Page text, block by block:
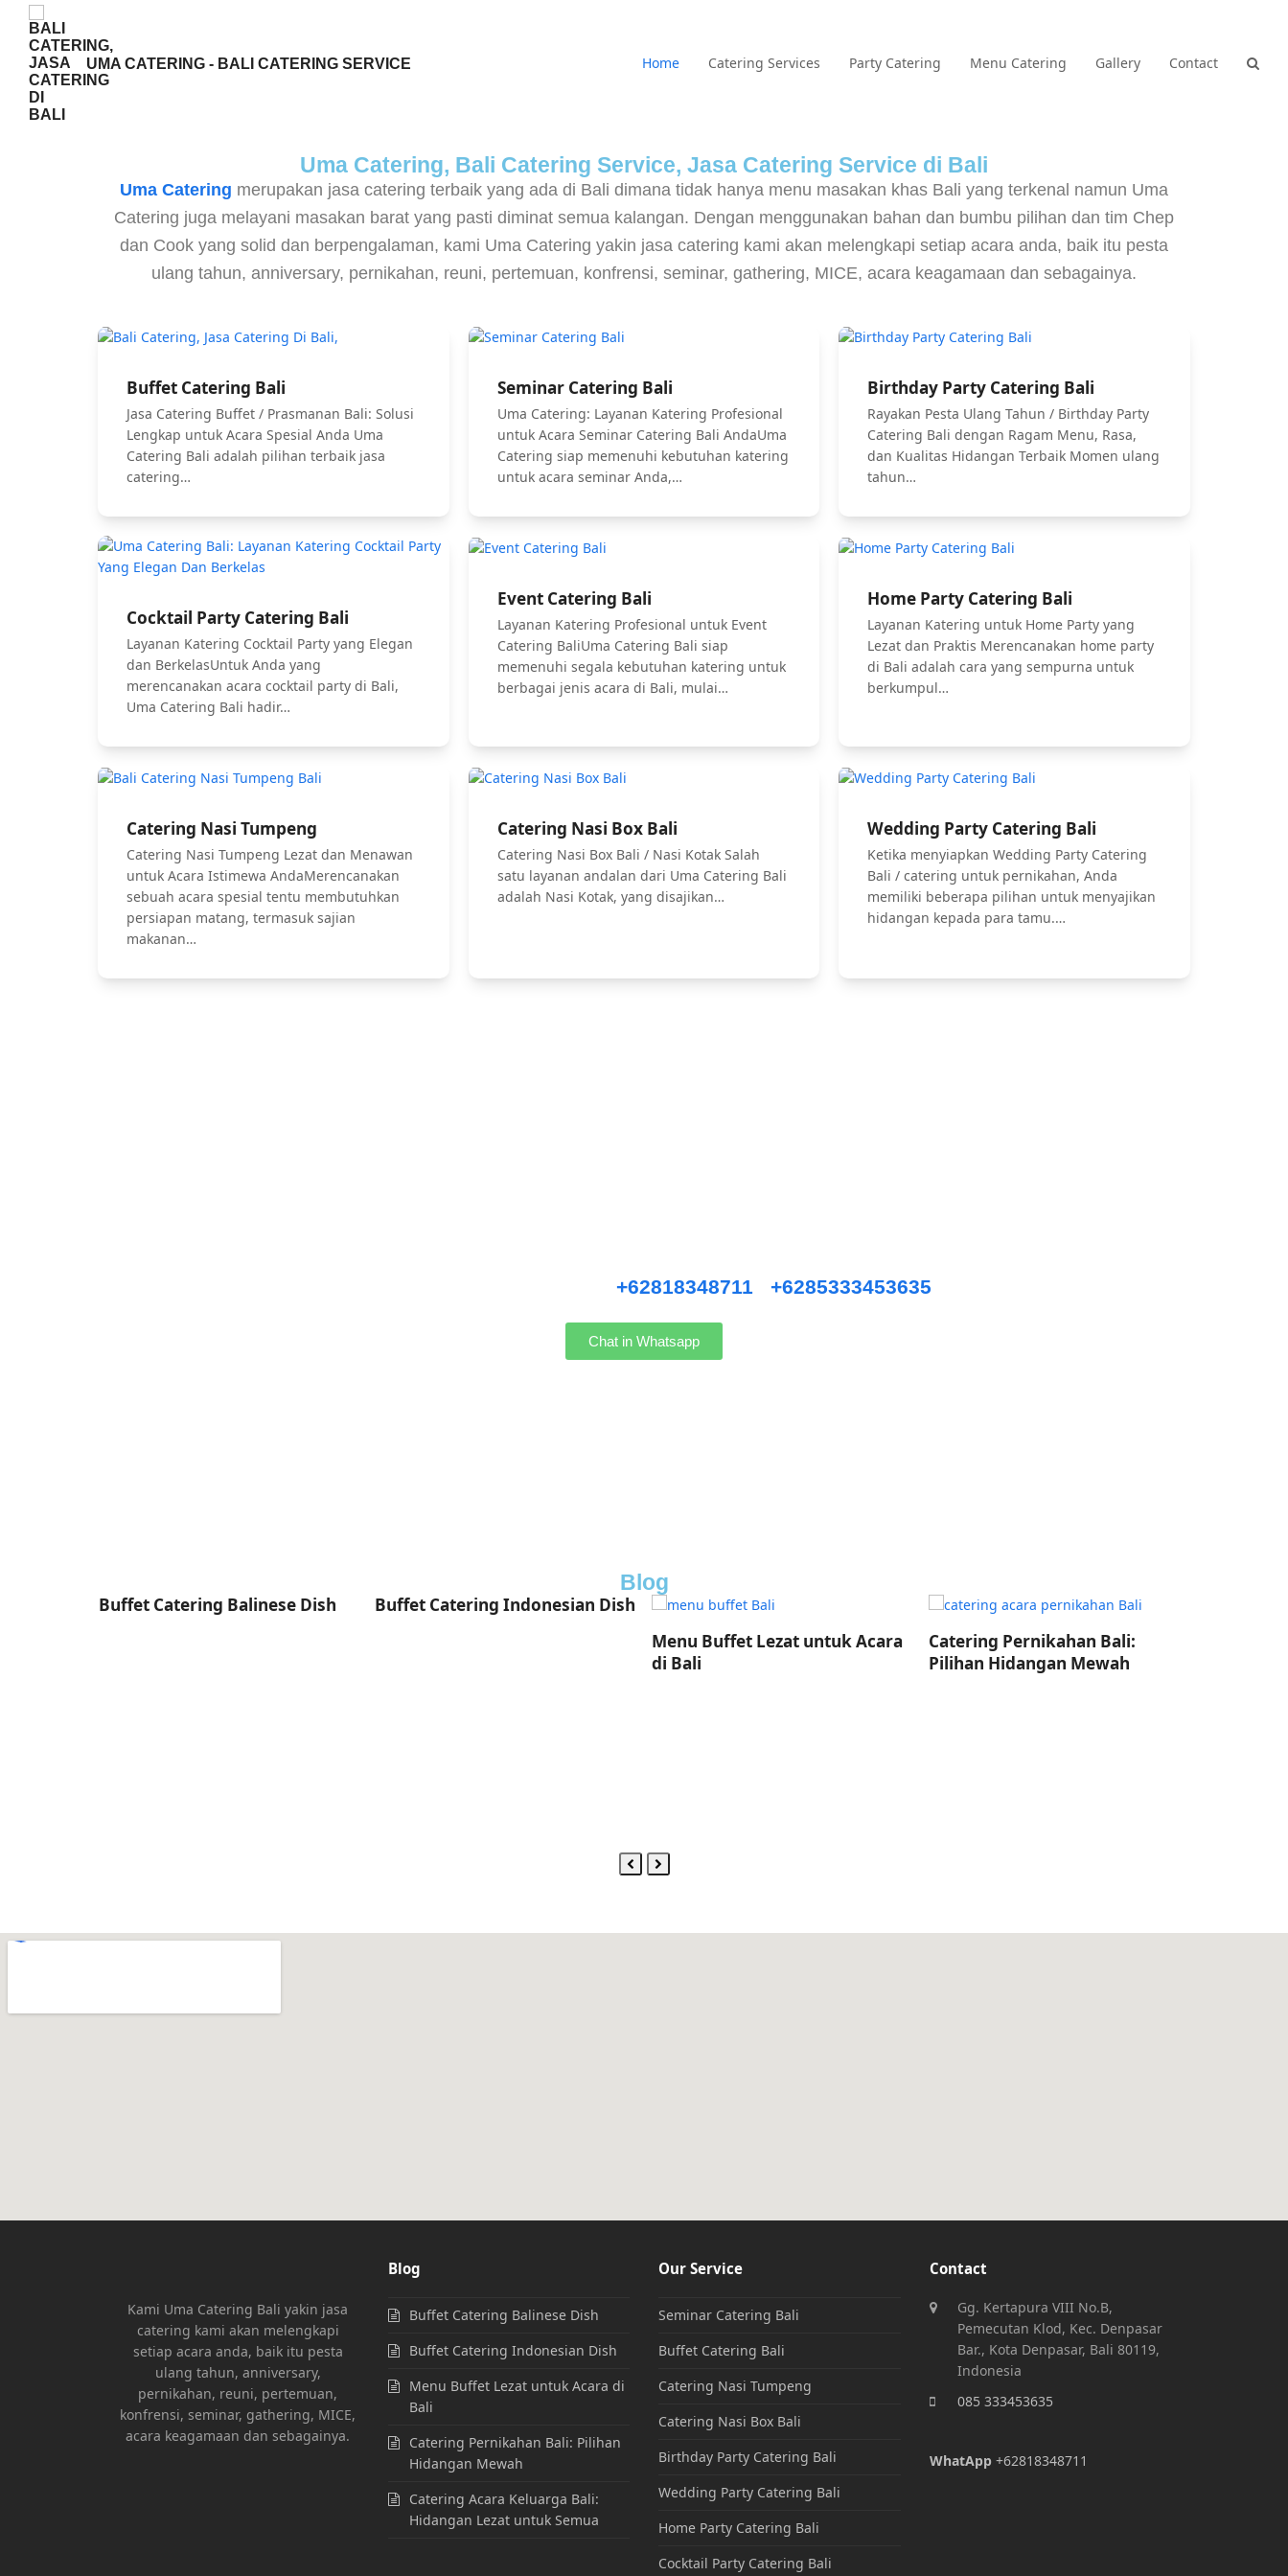
UMA CATERING - BALI CATERING SERVICE Home Catering Services Party Catering Menu Catering Gallery Contact
Uma Catering, Bali Catering Service, Jasa Catering Service di Bali
Uma Catering merupakan jasa catering terbaik yang ada di Bali dimana tidak hanya menu masakan khas Bali yang terkenal namun Uma
Catering juga melayani masakan barat yang pasti diminat semua kalangan. Dengan menggunakan bahan dan bumbu pilihan dan tim Chep
dan Cook yang solid dan berpengalaman, kami Uma Catering yakin jasa catering kami akan melengkapi setiap acara anda, baik itu pesta
ulang tahun, anniversary, pernikahan, reuni, pertemuan, konfrensi, seminar, gathering, MICE, acara keagamaan dan sebagainya.
Buffet Catering Bali
Jasa Catering Buffet / Prasmanan Bali: Solusi
Lengkap untuk Acara Spesial Anda Uma
Catering Bali adalah pilihan terbaik jasa
catering…
Seminar Catering Bali
Uma Catering: Layanan Katering Profesional
untuk Acara Seminar Catering Bali AndaUma
Catering siap memenuhi kebutuhan katering
untuk acara seminar Anda,…
Birthday Party Catering Bali
Rayakan Pesta Ulang Tahun / Birthday Party
Catering Bali dengan Ragam Menu, Rasa,
dan Kualitas Hidangan Terbaik Momen ulang
tahun…
Cocktail Party Catering Bali
Layanan Katering Cocktail Party yang Elegan
dan BerkelasUntuk Anda yang
merencanakan acara cocktail party di Bali,
Uma Catering Bali hadir…
Event Catering Bali
Layanan Katering Profesional untuk Event
Catering BaliUma Catering Bali siap
memenuhi segala kebutuhan katering untuk
berbagai jenis acara di Bali, mulai…
Home Party Catering Bali
Layanan Katering untuk Home Party yang
Lezat dan Praktis Merencanakan home party
di Bali adalah cara yang sempurna untuk
berkumpul…
Catering Nasi Tumpeng
Catering Nasi Tumpeng Lezat dan Menawan
untuk Acara Istimewa AndaMerencanakan
sebuah acara spesial tentu membutuhkan
persiapan matang, termasuk sajian
makanan…
Catering Nasi Box Bali
Catering Nasi Box Bali / Nasi Kotak Salah
satu layanan andalan dari Uma Catering Bali
adalah Nasi Kotak, yang disajikan…
Wedding Party Catering Bali
Ketika menyiapkan Wedding Party Catering
Bali / catering untuk pernikahan, Anda
memiliki beberapa pilihan untuk menyajikan
hidangan kepada para tamu.…
+62818348711 +6285333453635
Chat in Whatsapp
Blog
Buffet Catering Indonesian Dish
Catering Pernikahan Bali:
Pilihan Hidangan Mewah
Catering Acara Keluarga Bali:
Hidangan Lezat untuk Semua
Kami Uma Catering Bali yakin jasa
catering kami akan melengkapi
setiap acara anda, baik itu pesta
ulang tahun, anniversary,
pernikahan, reuni, pertemuan,
konfrensi, seminar, gathering, MICE,
acara keagamaan dan sebagainya.
Blog
Buffet Catering Balinese Dish
Buffet Catering Indonesian Dish
Menu Buffet Lezat untuk Acara di
Bali
Catering Pernikahan Bali: Pilihan
Hidangan Mewah
Catering Acara Keluarga Bali:
Hidangan Lezat untuk Semua
Our Service
Seminar Catering Bali
Buffet Catering Bali
Catering Nasi Tumpeng
Catering Nasi Box Bali
Birthday Party Catering Bali
Wedding Party Catering Bali
Home Party Catering Bali
Cocktail Party Catering Bali
Contact
Gg. Kertapura VIII No.B,
Pemecutan Klod, Kec. Denpasar
Bar., Kota Denpasar, Bali 80119,
Indonesia
085 333453635
WhatApp+62818348711